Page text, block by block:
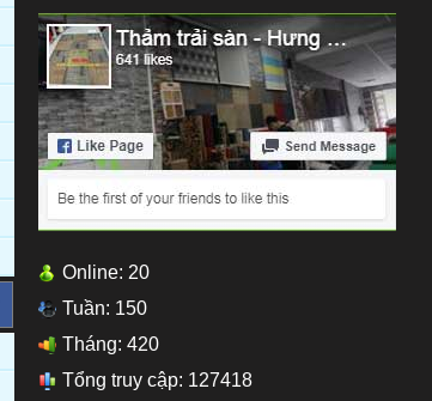
Online: 20
Tuần: 150
Tháng: 420
Tổng truy cập: 127418